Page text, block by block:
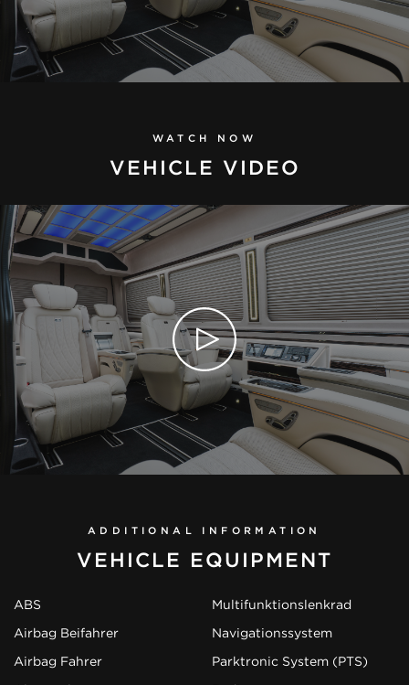
WATCH NOW
VEHICLE VIDEO
ADDITIONAL INFORMATION
VEHICLE EQUIPMENT
ABS
Airbag Beifahrer
Airbag Fahrer
Multifunktionslenkrad
Navigationssystem
Parktronic System (PTS)